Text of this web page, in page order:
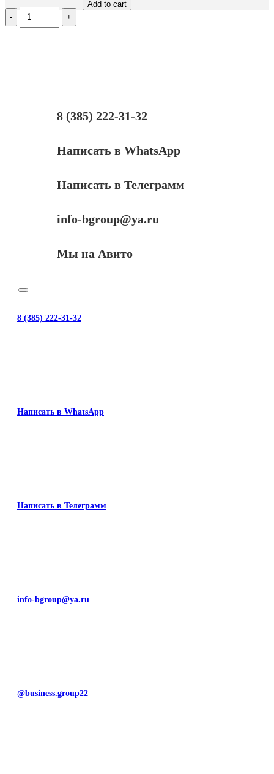
Количество
Дозирующее
CF218/CF230
Add to cart
8 (385) 222-31-32
Написать в WhatsApp
Написать в Телеграмм
info-bgroup@ya.ru
Мы на Авито
8 (385) 222-31-32
Написать в WhatsApp
Написать в Телеграмм
info-bgroup@ya.ru
@business.group22